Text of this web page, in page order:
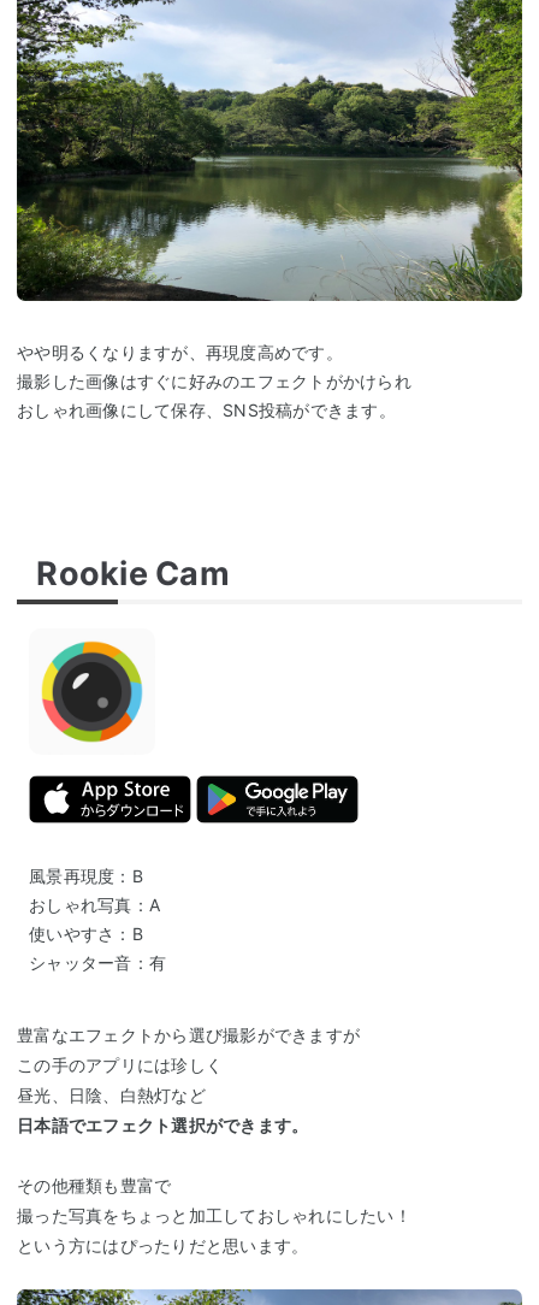
やや明るくなりますが、再現度高めです。
撮影した画像はすぐに好みのエフェクトがかけられ
おしゃれ画像にして保存、SNS投稿ができます。
Rookie Cam
風景再現度：B
おしゃれ写真：A
使いやすさ：B
シャッター音：有
豊富なエフェクトから選び撮影ができますが
この手のアプリには珍しく
昼光、日陰、白熱灯など
日本語でエフェクト選択ができます。
その他種類も豊富で
撮った写真をちょっと加工しておしゃれにしたい！
という方にはぴったりだと思います。